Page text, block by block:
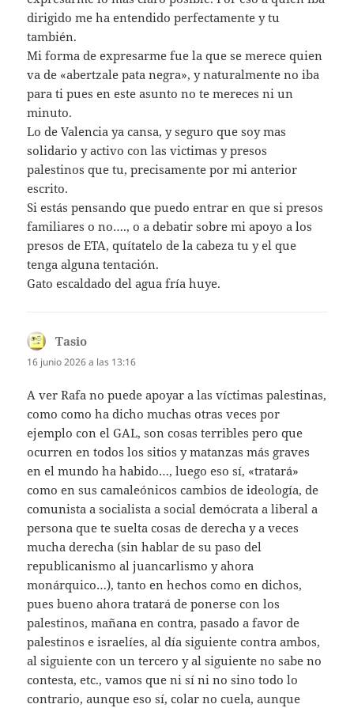
dirigido me ha entendido perfectamente y tu
también.
Mi forma de expresarme fue la que se merece quien
va de «abertzale pata negra», y naturalmente no iba
para ti pues en este asunto no te mereces ni un
minuto.
Lo de Valencia ya cansa, y seguro que soy mas
solidario y activo con las victimas y presos
palestinos que tu, precisamente por mi anterior
escrito.
Si estás pensando que puedo entrar en que si presos
familiares o no…., o a debatir sobre mi apoyo a los
presos de ETA, quítatelo de la cabeza tu y el que
tenga alguna tentación.
Gato escaldado del agua fría huye.
Tasio
16 junio 2026 a las 13:16
A ver Rafa no puede apoyar a las víctimas palestinas,
como como ha dicho muchas otras veces por
ejemplo con el GAL, son cosas terribles pero que
ocurren en todos los sitios y matanzas más graves
en el mundo ha habido…, luego eso sí, «tratará»
como en sus camaleónicos cambios de ideología, de
comunista a socialista a social demócrata a liberal a
persona que te suelta cosas de derecha y a veces
mucha derecha (sin hablar de su paso del
republicanismo al juancarlismo y ahora
monárquico…), tanto en hechos como en dichos,
pues bueno ahora tratará de ponerse con los
palestinos, mañana en contra, pasado a favor de
palestinos e israelíes, al día siguiente contra ambos,
al siguiente con un tercero y al siguiente no sabe no
contesta, etc., vamos que ni sí ni no sino todo lo
contrario, aunque eso sí, colar no cuela, aunque